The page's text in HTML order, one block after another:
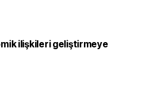
ilişkileri geliştirmeye